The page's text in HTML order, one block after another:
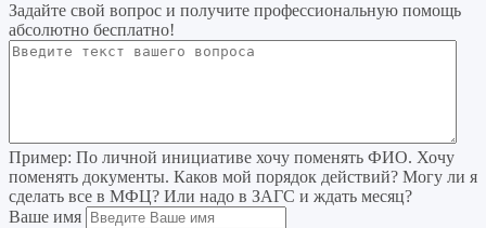
Задайте свой вопрос и получите профессиональную помощь
абсолютно бесплатно!
Пример: По личной инициативе хочу поменять ФИО. Хочу
поменять документы. Каков мой порядок действий? Могу ли я
сделать все в МФЦ? Или надо в ЗАГС и ждать месяц?
Ваше имя